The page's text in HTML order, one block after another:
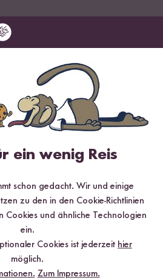
1,5
1
1 2,5
gekauft
Loading...
DU SPARST BIS ZU 20 %
215
Finde deinen
Lieblingsreis Set
ein wenig Reis
schon gedacht. Wir und einige
zu den in den Cookie-Richtlinien
Cookies und ähnliche Technologien
ein.
Cookies ist jederzeit hier
möglich.
Zum Impressum.